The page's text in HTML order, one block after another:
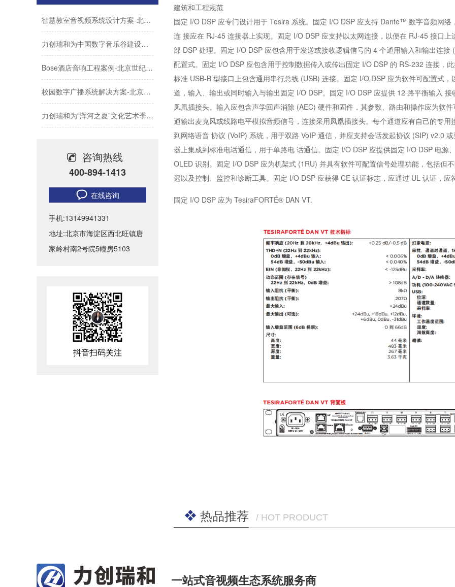
建筑和工程规范
固定 I/O DSP 应专门设计用于 Tesira 系统。固定 I/O DSP 应支持 Dante™ 数字音频网
连 接应在 RJ-45 连接器上实现。固定 I/O DSP 应支持以太网连接，以便在 RJ-45 接口
部 DSP 处理。固定 I/O DSP 应包含用于发送或接收逻辑信号的 4 个通用输入和输出连
配置式。固定 I/O DSP 应包含用于控制数据传入或传出固定 I/O DSP 的 RS-232 连接，
标准 USB-B 型接口上包含通用串行总线 (USB) 连接。固定 I/O DSP 应为软件可配置式
道，输入、输出或同时输入与输出固定 I/O DSP。固定 I/O DSP 应提供 12 路平衡输入
凤凰插接头。输入应包含声学回声消除 (AEC) 硬件和固件，其参数、路由和操作应为软
通输出麦克风或线路电平模拟音频信号，连接采用凤凰插接头。每个通道应有自己的专
到网络语音 协议 (VoIP) 系统，用于双路 VoIP 通信，并应支持会话发起协议 (SIP) v2.0
器上集成到标准电话通信，用于单路电 话通信。固定 I/O DSP 应提供固定 I/O DSP 电源
OLED 识别。固定 I/O DSP 应为机架式 (1RU) 并具有软件可配置信号处理功能，包括但
迟以及控制、监控和诊断工具。固定 I/O DSP 应获得 CE 认证标志，应通过 UL 认证，应
固定 I/O DSP 应为 TesiraFORTÉ® DAN VT.
热品推荐 / HOT PRODUCT
ATLONA成功助力比亚迪太阳能上海A3工厂会议室建设
咨询热线
400-894-1413
在线咨询
手机:13149941331
地址:北京市海淀区西北旺镇唐
家岭村南2号院5幢房5103
抖音扫码关注
一站式音视频生态系统服务商